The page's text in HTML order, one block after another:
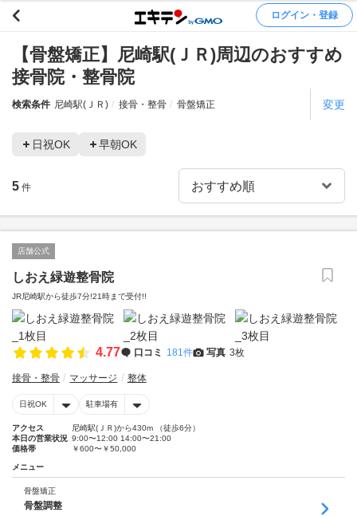
ログイン・登録
【骨盤矯正】尼崎駅(ＪＲ)周辺のおすすめ
接骨院・整骨院
検索条件 尼崎駅(ＪＲ) 接骨・整骨 骨盤矯正 変更
日祝OK 早朝OK
5 件
店舗公式
しおえ緑遊整骨院
JR尼崎駅から徒歩7分!21時まで受付!!
4.77 口コミ 181件 写真 3枚
接骨・整骨 マッサージ 整体
日祝OK 駐車場有
アクセス
尼崎駅(ＪＲ)から430m （徒歩6分）
本日の営業状況 9:00〜12:00 14:00〜21:00
価格帯
￥600〜￥50,000
メニュー
骨盤矯正
骨盤調整